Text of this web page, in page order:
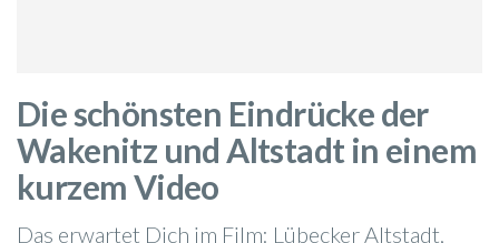
Die schönsten Eindrücke der
Wakenitz und Altstadt in einem
kurzem Video
Das erwartet Dich im Film: Lübecker Altstadt,